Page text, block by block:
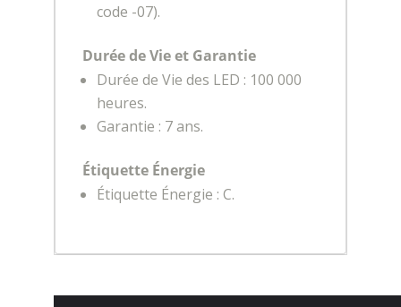
code -07).
Durée de Vie et Garantie
Durée de Vie des LED : 100 000
heures.
Garantie : 7 ans.
Étiquette Énergie
Étiquette Énergie : C.